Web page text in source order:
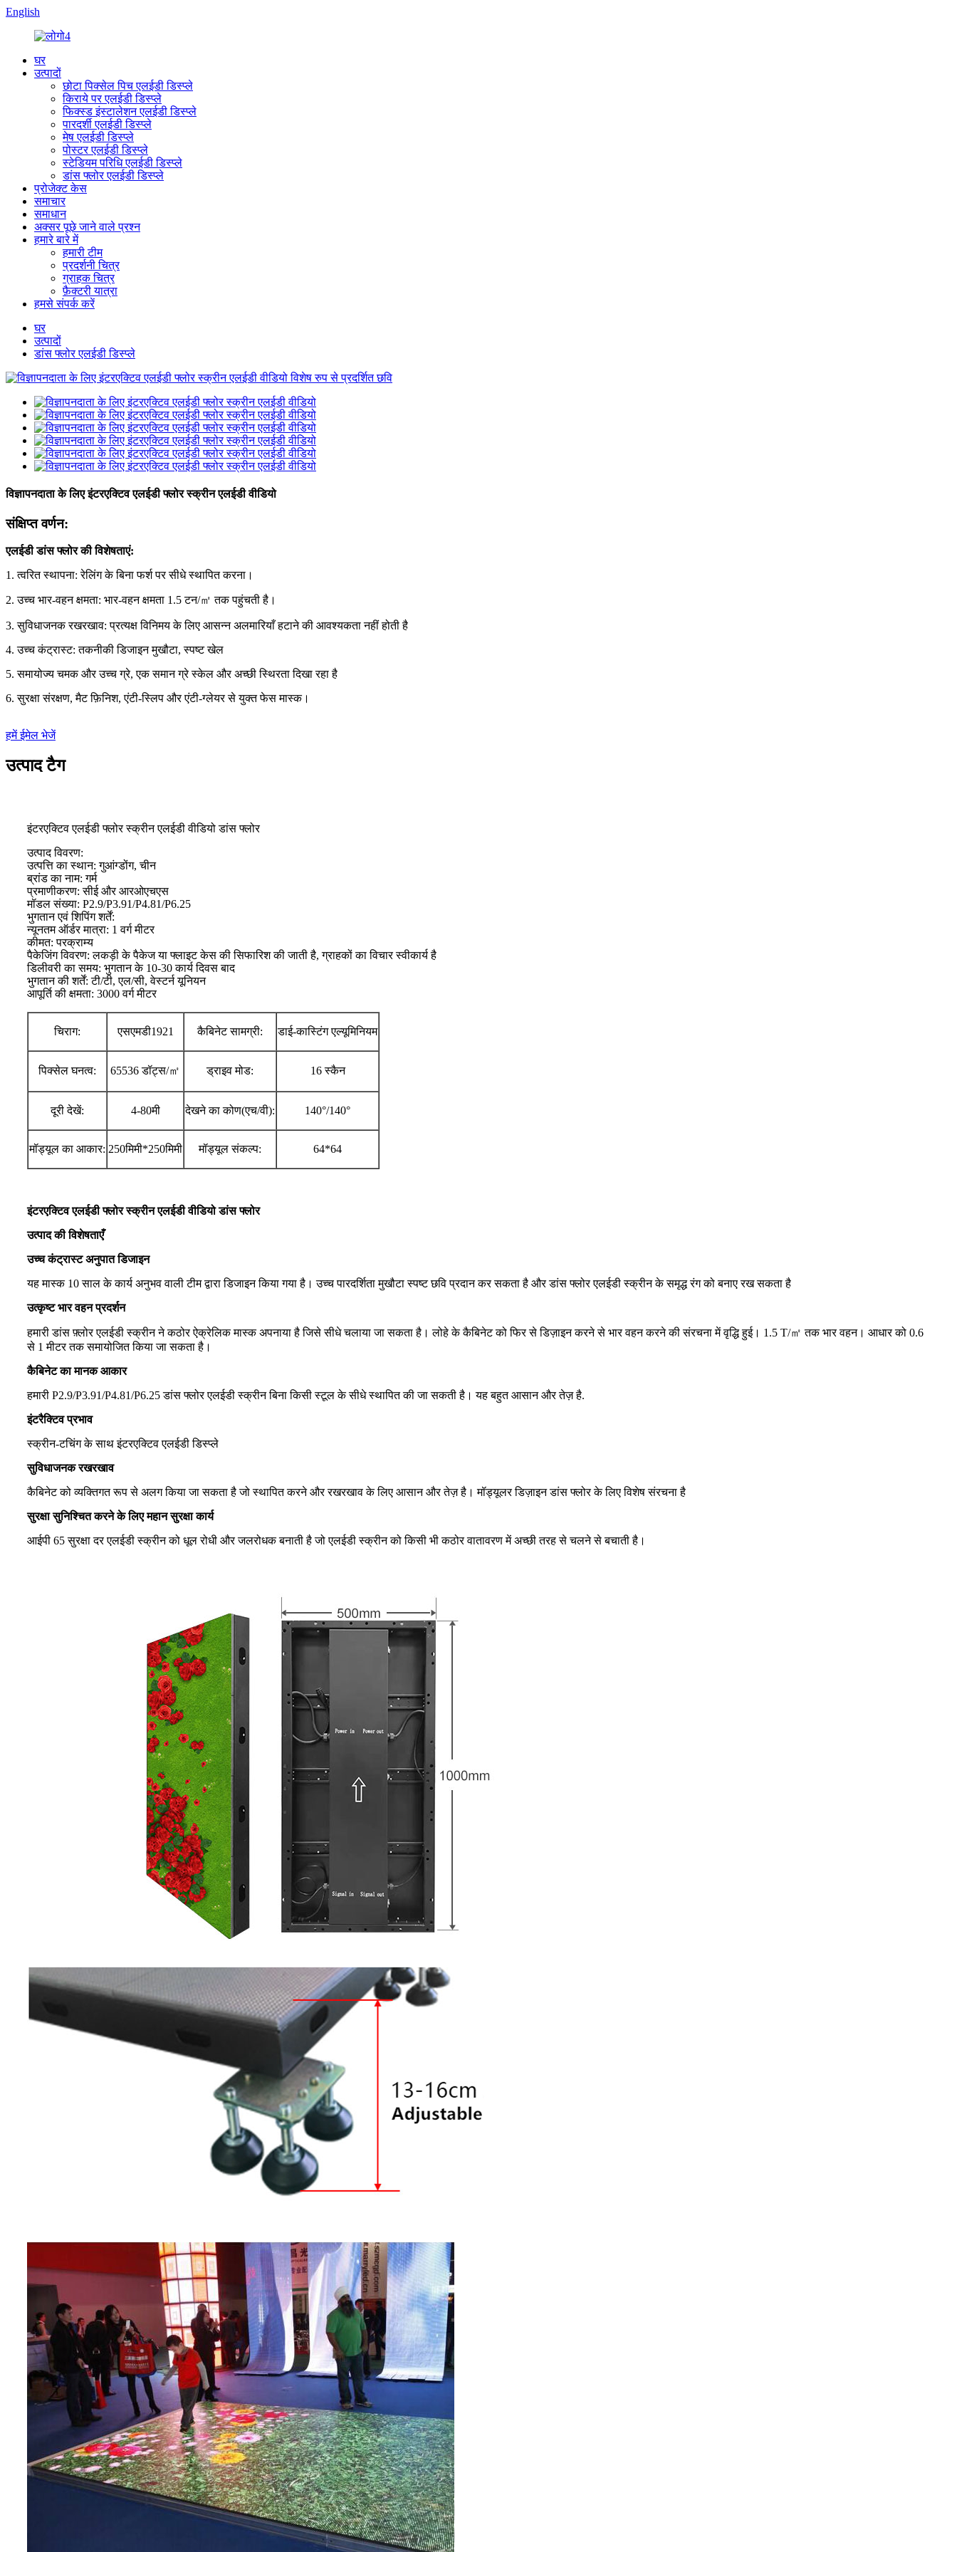
English
घर
उत्पादों
छोटा पिक्सेल पिच एलईडी डिस्प्ले
किराये पर एलईडी डिस्प्ले
फिक्स्ड इंस्टालेशन एलईडी डिस्प्ले
पारदर्शी एलईडी डिस्प्ले
मेष एलईडी डिस्प्ले
पोस्टर एलईडी डिस्प्ले
स्टेडियम परिधि एलईडी डिस्प्ले
डांस फ्लोर एलईडी डिस्प्ले
प्रोजेक्ट केस
समाचार
समाधान
अक्सर पूछे जाने वाले प्रश्न
हमारे बारे में
हमारी टीम
प्रदर्शनी चित्र
ग्राहक चित्र
फ़ैक्टरी यात्रा
हमसे संपर्क करें
घर
उत्पादों
डांस फ्लोर एलईडी डिस्प्ले
विज्ञापनदाता के लिए इंटरएक्टिव एलईडी फ्लोर स्क्रीन एलईडी वीडियो
संक्षिप्त वर्णन:
एलईडी डांस फ्लोर की विशेषताएं:
1. त्वरित स्थापना: रेलिंग के बिना फर्श पर सीधे स्थापित करना।
2. उच्च भार-वहन क्षमता: भार-वहन क्षमता 1.5 टन/㎡ तक पहुंचती है।
3. सुविधाजनक रखरखाव: प्रत्यक्ष विनिमय के लिए आसन्न अलमारियाँ हटाने की आवश्यकता नहीं होती है
4. उच्च कंट्रास्ट: तकनीकी डिजाइन मुखौटा, स्पष्ट खेल
5. समायोज्य चमक और उच्च ग्रे, एक समान ग्रे स्केल और अच्छी स्थिरता दिखा रहा है
6. सुरक्षा संरक्षण, मैट फ़िनिश, एंटी-स्लिप और एंटी-ग्लेयर से युक्त फेस मास्क।
हमें ईमेल भेजें
उत्पाद टैग
इंटरएक्टिव एलईडी फ्लोर स्क्रीन एलईडी वीडियो डांस फ्लोर
उत्पाद विवरण:
उत्पत्ति का स्थान: गुआंग्डोंग, चीन
ब्रांड का नाम: गर्म
प्रमाणीकरण: सीई और आरओएचएस
मॉडल संख्या: P2.9/P3.91/P4.81/P6.25
भुगतान एवं शिपिंग शर्तें:
न्यूनतम ऑर्डर मात्रा: 1 वर्ग मीटर
कीमत: परक्राम्य
पैकेजिंग विवरण: लकड़ी के पैकेज या फ्लाइट केस की सिफारिश की जाती है, ग्राहकों का विचार स्वीकार्य है
डिलीवरी का समय: भुगतान के 10-30 कार्य दिवस बाद
भुगतान की शर्तें: टी/टी, एल/सी, वेस्टर्न यूनियन
आपूर्ति की क्षमता: 3000 वर्ग मीटर
चिराग: एसएमडी1921 कैबिनेट सामग्री: डाई-कास्टिंग एल्यूमिनियम
पिक्सेल घनत्व: 65536 डॉट्स/㎡ ड्राइव मोड: 16 स्कैन
दूरी देखें: 4-80मी देखने का कोण(एच/वी): 140°/140°
मॉड्यूल का आकार: 250मिमी*250मिमी मॉड्यूल संकल्प: 64*64
इंटरएक्टिव एलईडी फ्लोर स्क्रीन एलईडी वीडियो डांस फ्लोर
उत्पाद की विशेषताएँ
उच्च कंट्रास्ट अनुपात डिजाइन
यह मास्क 10 साल के कार्य अनुभव वाली टीम द्वारा डिजाइन किया गया है। उच्च पारदर्शिता मुखौटा स्पष्ट छवि प्रदान कर सकता है और डांस फ्लोर एलईडी स्क्रीन के समृद्ध रंग को बनाए रख सकता है
उत्कृष्ट भार वहन प्रदर्शन
हमारी डांस फ़्लोर एलईडी स्क्रीन ने कठोर ऐक्रेलिक मास्क अपनाया है जिसे सीधे चलाया जा सकता है। लोहे के कैबिनेट को फिर से डिज़ाइन करने से भार वहन करने की संरचना में वृद्धि हुई। 1.5 T/㎡ तक भार वहन। आधार को 0.6
से 1 मीटर तक समायोजित किया जा सकता है।
कैबिनेट का मानक आकार
हमारी P2.9/P3.91/P4.81/P6.25 डांस फ्लोर एलईडी स्क्रीन बिना किसी स्टूल के सीधे स्थापित की जा सकती है। यह बहुत आसान और तेज़ है.
इंटरैक्टिव प्रभाव
स्क्रीन-टचिंग के साथ इंटरएक्टिव एलईडी डिस्प्ले
सुविधाजनक रखरखाव
कैबिनेट को व्यक्तिगत रूप से अलग किया जा सकता है जो स्थापित करने और रखरखाव के लिए आसान और तेज़ है। मॉड्यूलर डिज़ाइन डांस फ्लोर के लिए विशेष संरचना है
सुरक्षा सुनिश्चित करने के लिए महान सुरक्षा कार्य
आईपी ​​65 सुरक्षा दर एलईडी स्क्रीन को धूल रोधी और जलरोधक बनाती है जो एलईडी स्क्रीन को किसी भी कठोर वातावरण में अच्छी तरह से चलने से बचाती है।